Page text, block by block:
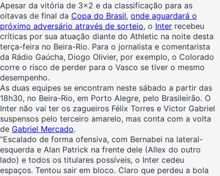
Apesar da vitória de 3×2 e da classificação para as
oitavas de final da Copa do Brasil, onde aguardará o
próximo adversário através de sorteio, o Inter recebeu
críticas por sua atuação diante do Athletic na noite desta
terça-feira no Beira-Rio. Para o jornalista e comentarista
da Rádio Gaúcha, Diogo Olivier, por exemplo, o Colorado
corre o risco de perder para o Vasco se tiver o mesmo
desempenho.
As duas equipes se encontram neste sábado a partir das
18h30, no Beira-Rio, em Porto Alegre, pelo Brasileirão. O
Inter não vai ter os zagueiros Félix Torres e Victor Gabriel
suspensos pelo terceiro amarelo, mas conta com a volta
de Gabriel Mercado.
“Escalado de forma ofensiva, com Bernabei na lateral-
esquerda e Alan Patrick na frente dele (Allex do outro
lado) e todos os titulares possíveis, o Inter cedeu
espaços. Tentou sair em bloco. Claro que perdeu a bola